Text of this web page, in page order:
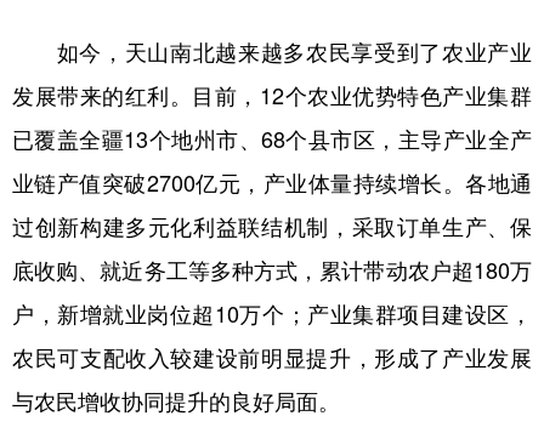
如今，天山南北越来越多农民享受到了农业产业
发展带来的红利。目前，12个农业优势特色产业集群
已覆盖全疆13个地州市、68个县市区，主导产业全产
业链产值突破2700亿元，产业体量持续增长。各地通
过创新构建多元化利益联结机制，采取订单生产、保
底收购、就近务工等多种方式，累计带动农户超180万
户，新增就业岗位超10万个；产业集群项目建设区，
农民可支配收入较建设前明显提升，形成了产业发展
与农民增收协同提升的良好局面。